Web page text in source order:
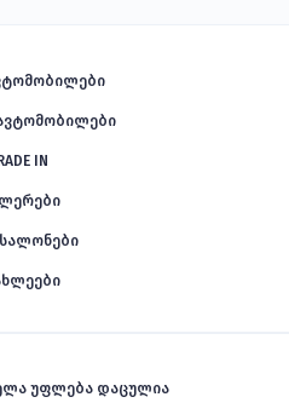
IN
უფლება დაცულია